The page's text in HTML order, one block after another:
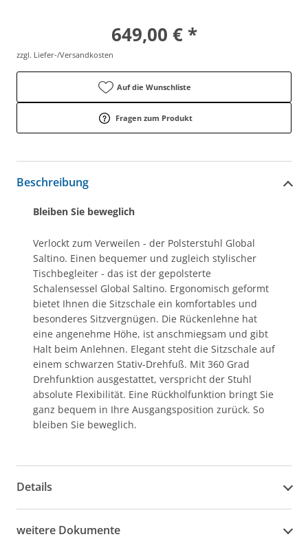
649,00 € *
zzgl. Liefer-/Versandkosten
Auf die Wunschliste
Fragen zum Produkt
Beschreibung
Bleiben Sie beweglich
Verlockt zum Verweilen - der Polsterstuhl Global
Saltino. Einen bequemer und zugleich stylischer
Tischbegleiter - das ist der gepolsterte
Schalensessel Global Saltino. Ergonomisch geformt
bietet Ihnen die Sitzschale ein komfortables und
besonderes Sitzvergnügen. Die Rückenlehne hat
eine angenehme Höhe, ist anschmiegsam und gibt
Halt beim Anlehnen. Elegant steht die Sitzschale auf
einem schwarzen Stativ-Drehfuß. Mit 360 Grad
Drehfunktion ausgestattet, verspricht der Stuhl
absolute Flexibilität. Eine Rückholfunktion bringt Sie
ganz bequem in Ihre Ausgangsposition zurück. So
bleiben Sie beweglich.
Details
weitere Dokumente